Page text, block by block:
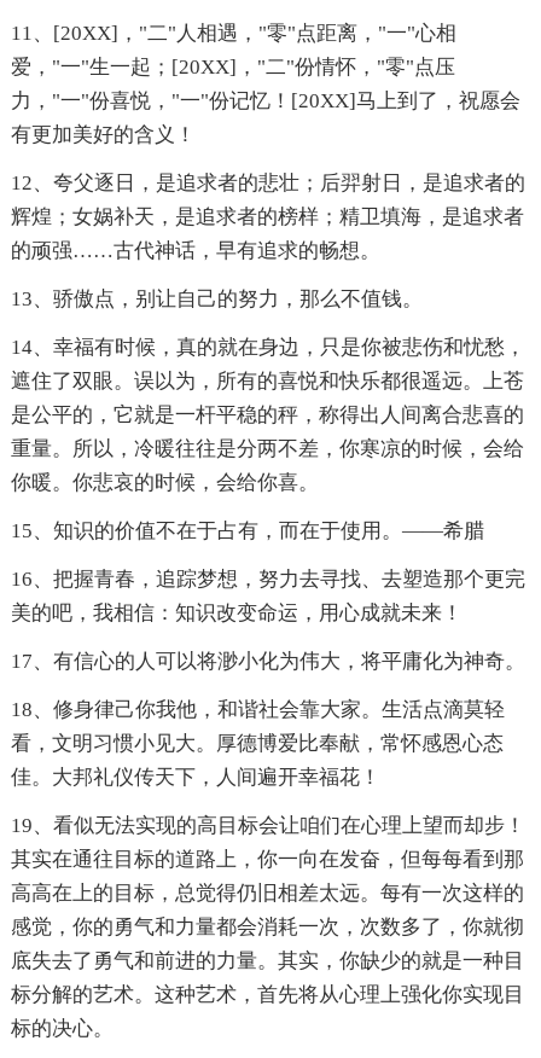
11、[20XX]，"二"人相遇，"零"点距离，"一"心相
爱，"一"生一起；[20XX]，"二"份情怀，"零"点压
力，"一"份喜悦，"一"份记忆！[20XX]马上到了，祝愿会
有更加美好的含义！
12、夸父逐日，是追求者的悲壮；后羿射日，是追求者的
辉煌；女娲补天，是追求者的榜样；精卫填海，是追求者
的顽强……古代神话，早有追求的畅想。
13、骄傲点，别让自己的努力，那么不值钱。
14、幸福有时候，真的就在身边，只是你被悲伤和忧愁，
遮住了双眼。误以为，所有的喜悦和快乐都很遥远。上苍
是公平的，它就是一杆平稳的秤，称得出人间离合悲喜的
重量。所以，冷暖往往是分两不差，你寒凉的时候，会给
你暖。你悲哀的时候，会给你喜。
15、知识的价值不在于占有，而在于使用。——希腊
16、把握青春，追踪梦想，努力去寻找、去塑造那个更完
美的吧，我相信：知识改变命运，用心成就未来！
17、有信心的人可以将渺小化为伟大，将平庸化为神奇。
18、修身律己你我他，和谐社会靠大家。生活点滴莫轻
看，文明习惯小见大。厚德博爱比奉献，常怀感恩心态
佳。大邦礼仪传天下，人间遍开幸福花！
19、看似无法实现的高目标会让咱们在心理上望而却步！
其实在通往目标的道路上，你一向在发奋，但每每看到那
高高在上的目标，总觉得仍旧相差太远。每有一次这样的
感觉，你的勇气和力量都会消耗一次，次数多了，你就彻
底失去了勇气和前进的力量。其实，你缺少的就是一种目
标分解的艺术。这种艺术，首先将从心理上强化你实现目
标的决心。